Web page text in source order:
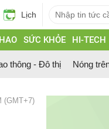
Lịch
SỨC KHỎE HI-TECH
thông - Đô thị Nóng
(GMT+7)